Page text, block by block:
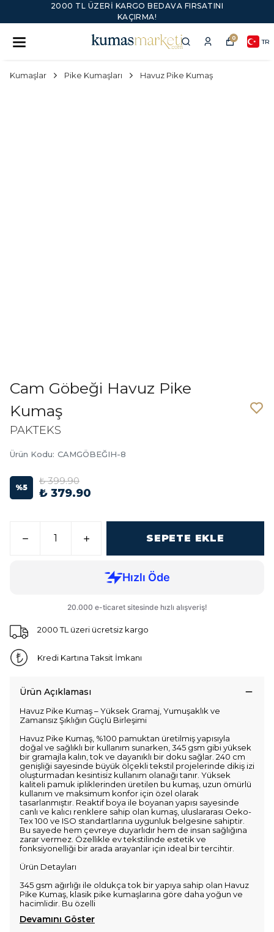
2000 TL ÜZERI KARGO BEDAVA FIRSATINI
KAÇIRMA!
0 TR
Kumaşlar Pike Kumaşları Havuz Pike Kumaş
Cam Göbeği Havuz Pike
Kumaş
PAKTEKS
Ürün Kodu: CAMGÖBEĞIH-8
%5
₺ 399.90
₺ 379.90
SEPETE EKLE
2000 TL üzeri ücretsiz kargo
Kredi Kartına Taksit İmkanı
Ürün Açıklaması
Havuz Pike Kumaş – Yüksek Gramaj, Yumuşaklık ve
Zamansız Şıklığın Güçlü Birleşimi
Havuz Pike Kumaş, %100 pamuktan üretilmiş yapısıyla
doğal ve sağlıklı bir kullanım sunarken, 345 gsm gibi yüksek
bir gramajla kalın, tok ve dayanıklı bir doku sağlar. 240 cm
genişliği sayesinde büyük ölçekli tekstil projelerinde dikiş izi
oluşturmadan kesintisiz kullanım olanağı tanır. Yüksek
kaliteli pamuk ipliklerinden üretilen bu kumaş, uzun ömürlü
kullanım ve maksimum konfor için özel olarak
tasarlanmıştır. Reaktif boya ile boyanan yapısı sayesinde
canlı ve kalıcı renklere sahip olan kumaş, uluslararası Oeko-
Tex 100 ve ISO standartlarına uygunluk belgesine sahiptir.
Bu sayede hem çevreye duyarlıdır hem de insan sağlığına
zarar vermez. Özellikle ev tekstilinde estetik ve
fonksiyonelliği bir arada arayanlar için ideal bir tercihtir.
Ürün Detayları
345 gsm ağırlığı ile oldukça tok bir yapıya sahip olan Havuz
Pike Kumaş, klasik pike kumaşlarına göre daha yoğun ve
hacimlidir. Bu özelli
Devamını Göster